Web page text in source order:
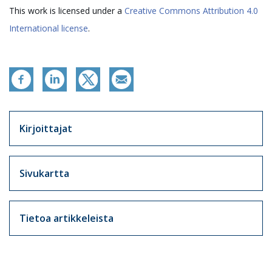
This work is licensed under a Creative Commons Attribution 4.0
International license.
Kirjoittajat
Sivukartta
Tietoa artikkeleista